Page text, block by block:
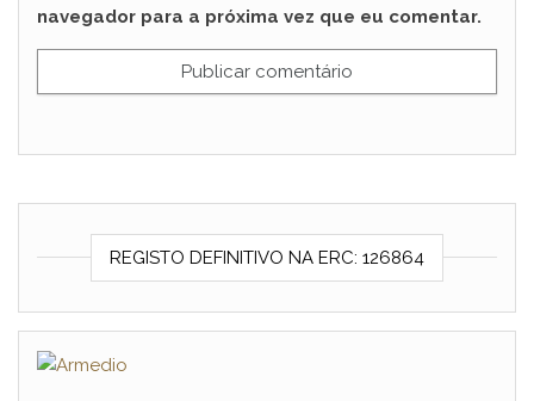
navegador para a próxima vez que eu comentar.
REGISTO DEFINITIVO NA ERC: 126864